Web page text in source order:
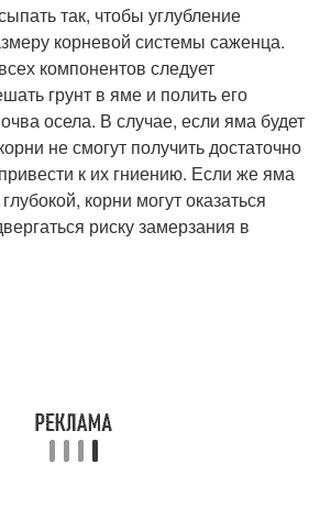
так, чтобы углубление
корневой системы саженца.
компонентов следует
грунт в яме и полить его
осела. В случае, если яма будет
не смогут получить достаточно
к их гниению. Если же яма
корни могут оказаться
риску замерзания в